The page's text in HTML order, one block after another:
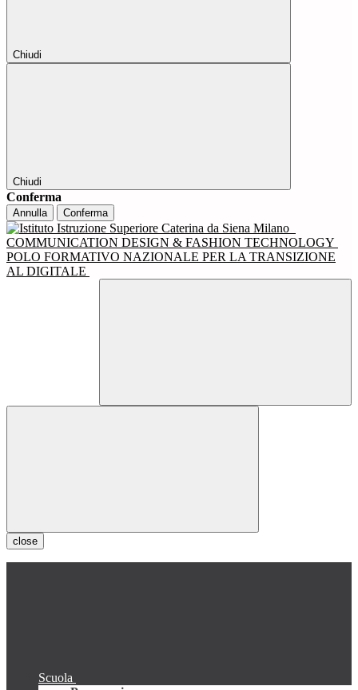
Chiudi
Chiudi
Conferma
Annulla Conferma
COMMUNICATION DESIGN & FASHION TECHNOLOGY
POLO FORMATIVO NAZIONALE PER LA TRANSIZIONE
AL DIGITALE
close
Scuola